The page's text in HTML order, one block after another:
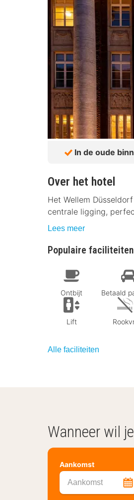
In de oude
Over het hotel
Het Wellem
centrale ligging,
Lees meer
Populaire faciliteiten
Ontbijt Betaald
Lift
Alle faciliteiten
Wanneer wil
Aankomst
Aankomst